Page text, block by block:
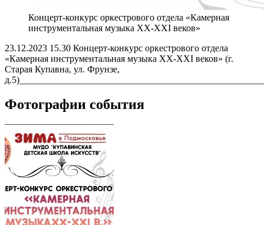
Концерт-конкурс оркестрового отдела «Камерная
инструментальная музыка XX-XXI веков»
23.12.2023 15.30 Концерт-конкурс оркестрового отдела
«Камерная инструментальная музыка XX-XXI веков» (г.
Старая Купавна, ул. Фрунзе,
Фотографии события